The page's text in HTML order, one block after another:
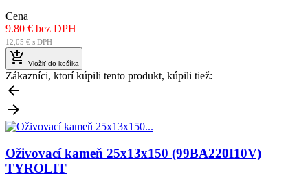
Cena
9.80 € bez DPH
12,05 € s DPH
 Vložiť do košíka
Zákazníci, ktorí kúpili tento produkt, kúpili tiež:


Oživovací kameň 25x13x150 (99BA220I10V)
TYROLIT